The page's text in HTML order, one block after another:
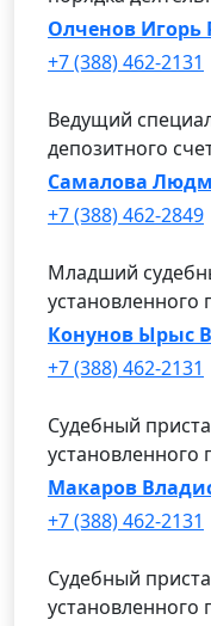
Олченов
+7 (388) 462-2131
Ведущий
депозитного
Самалова
+7 (388) 462-2849
Младший
установленного
Конунов Ырыс
+7 (388) 462-2131
Судебный
установленного
Макаров
+7 (388) 462-2131
Судебный
установленного